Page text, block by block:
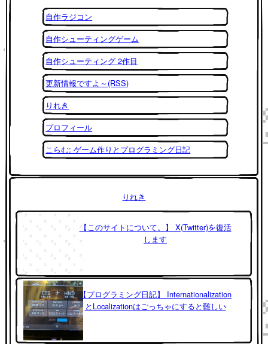
自作ラジコン
自作シューティングゲーム
自作シューティング 2作目
更新情報ですよ～(RSS)
りれき
プロフィール
こらむ: ゲーム作りとプログラミング日記
りれき
【このサイトについて。】 X(Twitter)を復活
します
【プログラミング日記】 Internationalization
とLocalizationはごっちゃにすると難しい